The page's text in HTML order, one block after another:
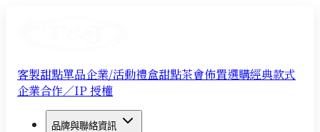
客製甜點單品企業/活動禮盒甜點茶會佈置選購經典款式
企業合作／IP 授權
品牌與聯絡資訊